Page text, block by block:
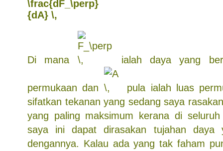
Di mana ialah daya yang
permukaan dan
pula ialah luas
sifatkan tekanan yang sedang saya
yang paling maksimum kerana di
saya ini dapat dirasakan tujahan daya
dengannya. Kalau ada yang tak faham